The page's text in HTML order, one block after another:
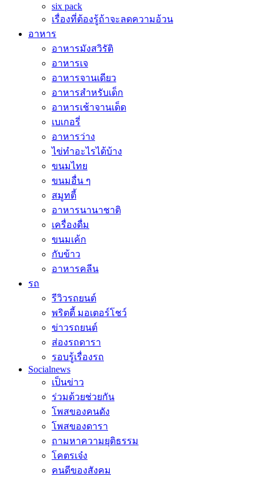
six pack
เรื่องที่ต้องรู้ถ้าจะลดความอ้วน
อาหาร
อาหารมังสวิรัติ
อาหารเจ
อาหารจานเดียว
อาหารสำหรับเด็ก
อาหารเช้าจานเด็ด
เบเกอรี่
อาหารว่าง
ไข่ทำอะไรได้บ้าง
ขนมไทย
ขนมอื่น ๆ
สมูทตี้
อาหารนานาชาติ
เครื่องดื่ม
ขนมเค้ก
กับข้าว
อาหารคลีน
รถ
รีวิวรถยนต์
พริตตี้ มอเตอร์โชว์
ข่าวรถยนต์
ส่องรถดารา
รอบรู้เรื่องรถ
Socialnews
เป็นข่าว
ร่วมด้วยช่วยกัน
โพสของคนดัง
โพสของดารา
ถามหาความยุติธรรม
โคตรเจ๋ง
คนดีของสังคม